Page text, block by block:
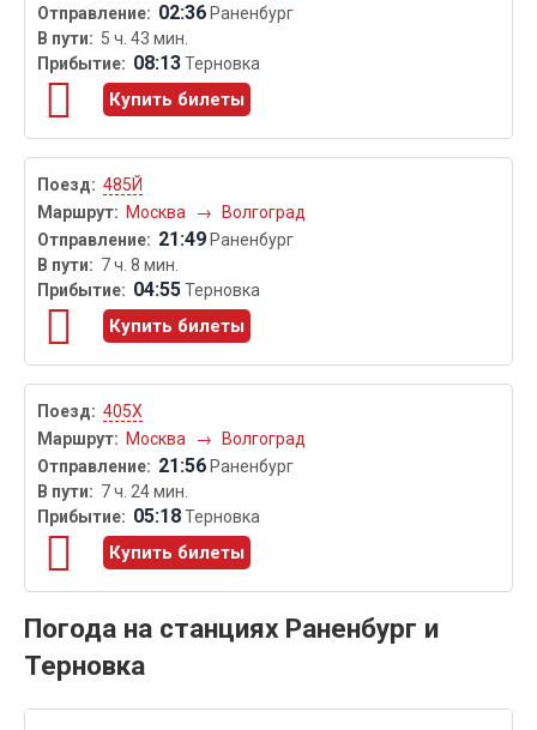
02:36 Раненбург
5 ч. 43 мин.
08:13Терновка
Купить билеты
485Й
Москва
→ Волгоград
21:49 Раненбург
7 ч. 8 мин.
04:55Терновка
Купить билеты
405Х
Москва
→ Волгоград
21:56 Раненбург
7 ч. 24 мин.
05:18Терновка
Купить билеты
Погода на станциях Раненбург и
Терновка